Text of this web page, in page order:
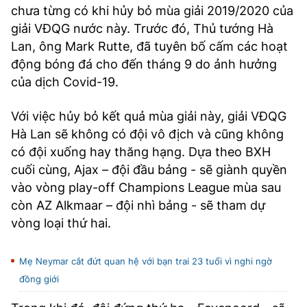
chưa từng có khi hủy bỏ mùa giải 2019/2020 của
giải VĐQG nước này. Trước đó, Thủ tướng Hà
Lan, ông Mark Rutte, đã tuyên bố cấm các hoạt
động bóng đá cho đến tháng 9 do ảnh hưởng
của dịch Covid-19.
Với việc hủy bỏ kết quả mùa giải này, giải VĐQG
Hà Lan sẽ không có đội vô địch và cũng không
có đội xuống hay thăng hạng. Dựa theo BXH
cuối cùng, Ajax – đội đầu bảng - sẽ giành quyền
vào vòng play-off Champions League mùa sau
còn AZ Alkmaar – đội nhì bảng - sẽ tham dự
vòng loại thứ hai.
Mẹ Neymar cắt đứt quan hệ với bạn trai 23 tuổi vì nghi ngờ
đồng giới